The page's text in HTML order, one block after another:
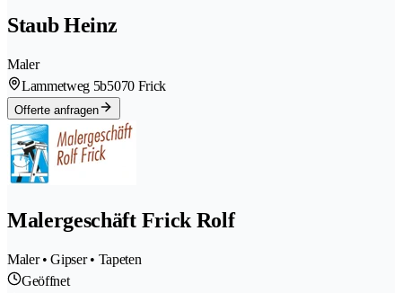
Staub Heinz
Maler
Lammetweg 5b5070 Frick
Offerte anfragen
Malergeschäft Frick Rolf
Maler • Gipser • Tapeten
Geöffnet